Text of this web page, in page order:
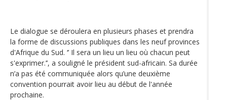
Le dialogue se déroulera en plusieurs phases et prendra
la forme de discussions publiques dans les neuf provinces
d'Afrique du Sud. ‘’ Il sera un lieu un lieu où chacun peut
s'exprimer.’’, a souligné le président sud-africain. Sa durée
n’a pas été communiquée alors qu’une deuxième
convention pourrait avoir lieu au début de l'année
prochaine.